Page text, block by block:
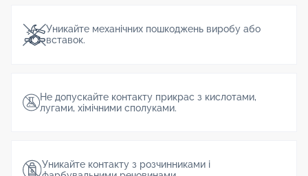
Уникайте механічних пошкоджень виробу або
вставок.
Не допускайте контакту прикрас з кислотами,
лугами, хімічними сполуками.
Уникайте контакту з розчинниками і